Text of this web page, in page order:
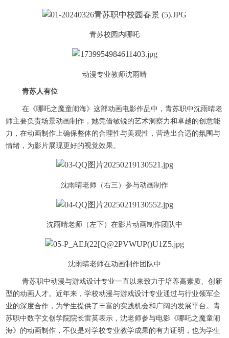
青苏校园内哪吒
动漫专业教师沈雨晴
青苏人有位
在《哪吒之魔童闹海》这部动画电影作品中，青苏职中沈雨晴老
师主要负责场景动画制作，她凭借敏锐的艺术洞察力和卓越的创意能
力，在动画制作上确保整体的合理性与美观性，营造出合适的氛围与
情绪，为影片展现更好的视觉效果。
沈雨晴老师（右三）参与动画制作
沈雨晴老师（左下）在影片动画制作团队中
沈雨晴老师在动画制作团队中
青苏职中动漫与游戏设计专业一直以来致力于培养高素质、创新
型的动画人才。近年来，学校动漫与游戏设计专业通过与行业领军企
业的深度合作，为学生提供了丰富的实践机会和广阔的发展平台。青
苏职中数字文创学院院长雷英表示，沈老师参与电影《哪吒之魔童闹
海》的动画制作，不仅是对学校专业教学成果的有力证明，也为学生